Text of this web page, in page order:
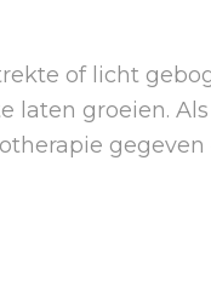
of licht
groeien.